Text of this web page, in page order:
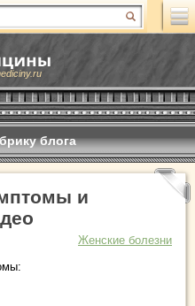
блога
и
Женские болезни